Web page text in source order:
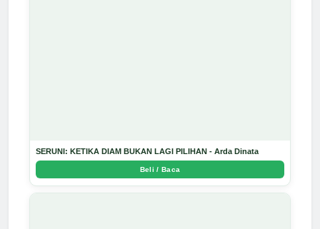
SERUNI: KETIKA DIAM BUKAN LAGI PILIHAN - Arda Dinata
Beli / Baca